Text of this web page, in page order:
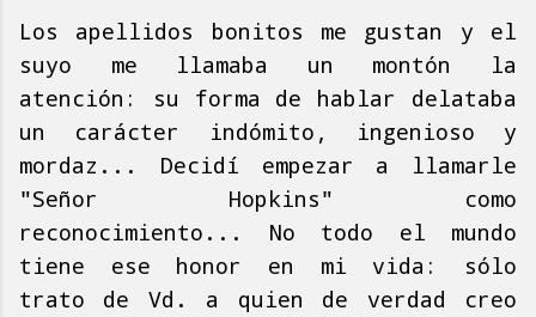
Los apellidos bonitos me gustan y el
suyo me llamaba un montón la
atención: su forma de hablar delataba
un carácter indómito, ingenioso y
mordaz... Decidí empezar a llamarle
"Señor Hopkins" como
reconocimiento... No todo el mundo
tiene ese honor en mi vida: sólo
trato de Vd. a quien de verdad creo